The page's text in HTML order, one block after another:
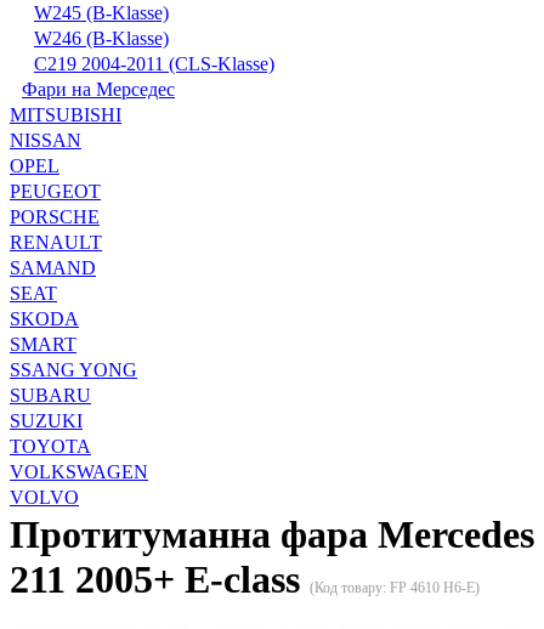
W245 (B-Klasse)
W246 (B-Klasse)
С219 2004-2011 (CLS-Klasse)
Фари на Мерседес
MITSUBISHI
NISSAN
OPEL
PEUGEOT
PORSCHE
RENAULT
SAMAND
SEAT
SKODA
SMART
SSANG YONG
SUBARU
SUZUKI
TOYOTA
VOLKSWAGEN
VOLVO
Протитуманна фара Mercedes
211 2005+ E-class (Код товару: FP 4610 H6-E)